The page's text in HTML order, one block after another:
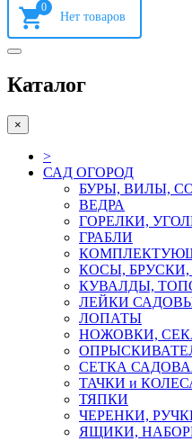
0
Каталог
×
>
САД ОГОРОД
БУРЫ, ВИЛЫ,
ВЕДРА
ГОРЕЛКИ,
ГРАБЛИ
КОСЫ,
КУВАЛДЫ,
ЛЕЙКИ
ЛОПАТЫ
НОЖОВКИ,
СЕТКА
ТАЧКИ и
ТЯПКИ
ЧЕРЕНКИ,
ЯЩИКИ,